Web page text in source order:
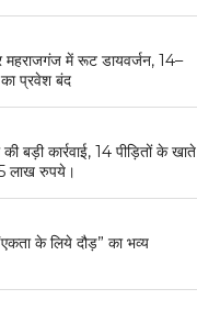
महराजगंज में रूट डायवर्जन, 14–
का प्रवेश बंद
बड़ी कार्रवाई, 14 पीड़ितों के खाते
लाख रुपये।
के लिये दौड़” का भव्य